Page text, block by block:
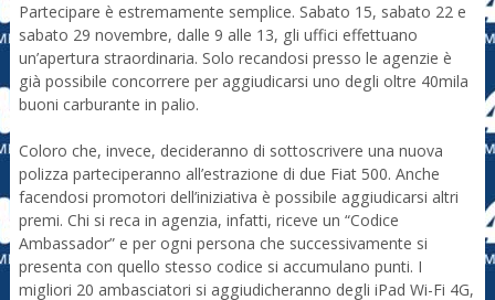
Partecipare è estremamente semplice. Sabato 15, sabato 22 e
sabato 29 novembre, dalle 9 alle 13, gli uffici effettuano
un’apertura straordinaria. Solo recandosi presso le agenzie è
già possibile concorrere per aggiudicarsi uno degli oltre 40mila
buoni carburante in palio.
Coloro che, invece, decideranno di sottoscrivere una nuova
polizza parteciperanno all’estrazione di due Fiat 500. Anche
facendosi promotori dell’iniziativa è possibile aggiudicarsi altri
premi. Chi si reca in agenzia, infatti, riceve un “Codice
Ambassador” e per ogni persona che successivamente si
presenta con quello stesso codice si accumulano punti. I
migliori 20 ambasciatori si aggiudicheranno degli iPad Wi-Fi 4G,